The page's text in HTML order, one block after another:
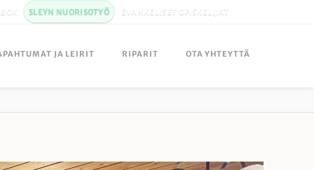
SLEYN NUORISOTYÖ EVANKELISET OPISKELIJAT
JA LEIRIT RIPARIT OTA YHTEYTTÄ